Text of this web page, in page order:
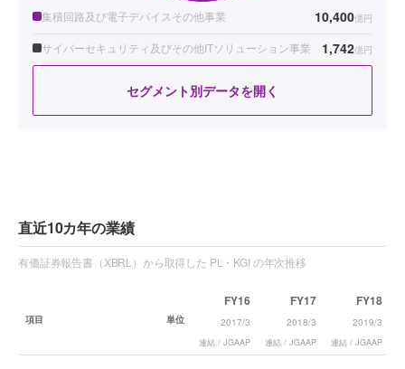
集積回路及び電子デバイスその他事業 10,400億円
サイバーセキュリティ及びその他ITソリューション事業 1,742億円
セグメント別データを開く
直近10カ年の業績
有価証券報告書（XBRL）から取得した PL・KGI の年次推移
項目 単位
FY16
2017/3
連結 / JGAAP
FY17
2018/3
連結 / JGAAP
FY18
2019/3
連結 / JGAAP